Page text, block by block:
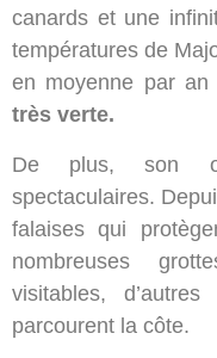
canards et une
températures de
en moyenne par
très verte.
De plus, son
spectaculaires.
falaises qui
nombreuses
visitables,
parcourent la côte.